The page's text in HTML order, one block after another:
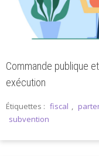
Commande publique
exécution
Étiquettes : fiscal ,
subvention